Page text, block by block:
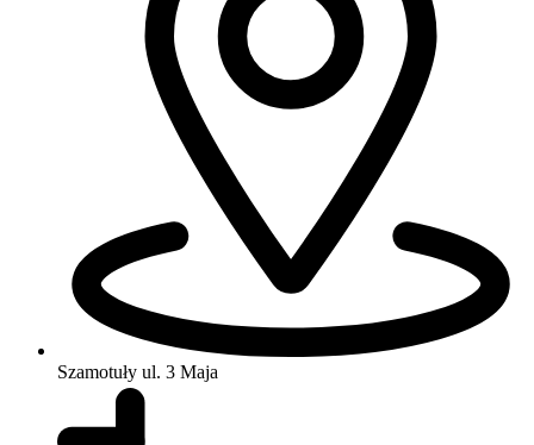
Szamotuły ul. 3 Maja